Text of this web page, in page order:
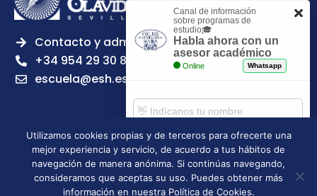
Contacto y admisiones
+34 954 29 30 81
escuela@esh.es
Aviso legal Política de Privacidad
Política de Cookies
Política de calidad
Tablón de anuncios
Escuela Superior de Hostelería de Sevilla | 2026 | Todos los
Utilizamos cookies propias y de terceros para ofrecerte una
mejor experiencia y servicio, de acuerdo a tus hábitos de
navegación de manera anónima. Si continúas navegando,
consideramos que aceptas su uso. Puedes obtener más
información en nuestra Política de Cookies.
Canal de información
sobre programas de
estudio🎓
Habla ahora con un
asesor académico
Online Whatsapp
Comenzar chat